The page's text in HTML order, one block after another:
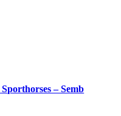
– Semb